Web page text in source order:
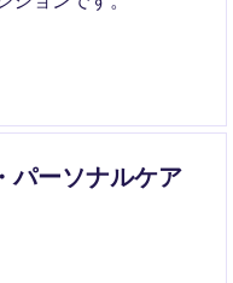
パーソナルケア